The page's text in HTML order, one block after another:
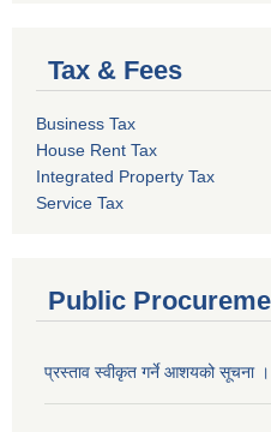
Tax & Fees
Business Tax
House Rent Tax
Integrated Property Tax
Service Tax
Public
प्रस्ताव स्वीकृत गर्ने आशयको सूचना ।